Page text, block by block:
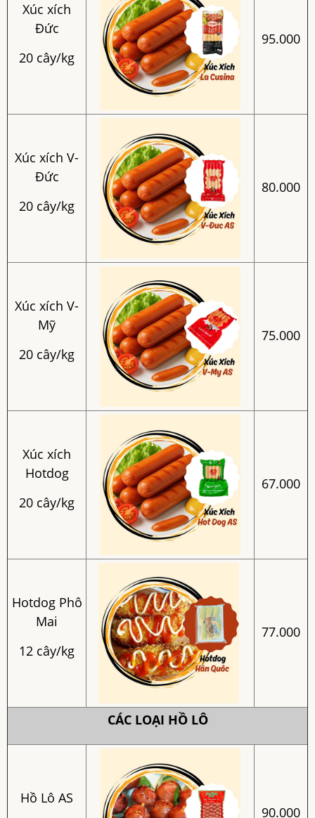
Xúc xích
Đức
20 cây/kg
95.000
Xúc xích V-
Đức
20 cây/kg
80.000
Xúc xích V-
Mỹ
20 cây/kg
75.000
Xúc xích
Hotdog
20 cây/kg
67.000
Hotdog Phô
Mai
12 cây/kg
77.000
CÁC LOẠI HỒ LÔ
Hồ Lô AS
90.000